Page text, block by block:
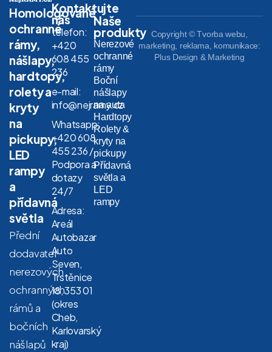
Homologované
ochranné
rámy,
nášlapy,
hardtopy,
rolety a
kryty
na
pickupy,
LED
rampy
a
přídavná
světla
Přední
dodavatel
nerezových
ochranných
rámů a
bočních
nášlapů
Kontaktujte
nás
telefon:
+420
608 455
236
e-mail:
info@nejramy.cz
Whatsapp:
+420 608
455 236 /
Podpora a
dotazy
24/7
Adresa:
Areál
Autobazar
Auto
Seven,
Trstěnice
18, 353 01
(okres
Cheb,
Karlovarský
kraj)
Naše
produkty
Nerezové
ochranné
rámy
Boční
nášlapy
na auta
Hardtopy
Rolety &
kryty na
pickupy
Přídavná
světla a
LED
rampy
Copyright © Tvorba webu,
marketing, reklama, komunikace:
Plus Design & Marketing